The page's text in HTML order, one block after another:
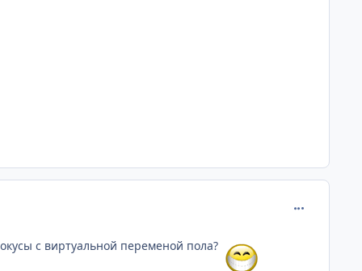
с виртуальной переменой пола?